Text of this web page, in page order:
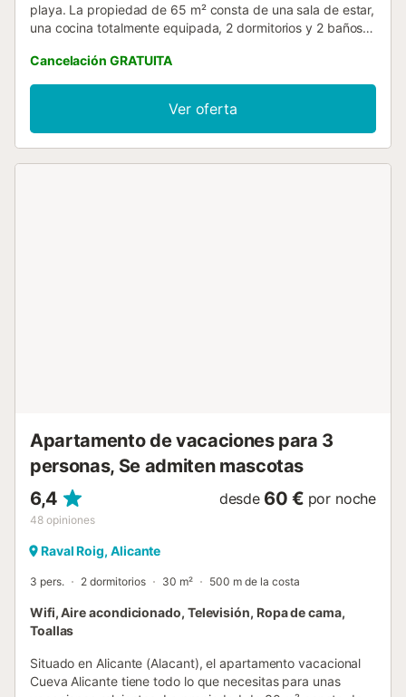
playa. La propiedad de 65 m² consta de una sala de estar,
una cocina totalmente equipada, 2 dormitorios y 2 baños,
adicionales incluyen Wi-Fi, televisión, aire acondicionado y
lavadora. También hay una cuna disponible. Este
alojamiento cuenta con un balcón privado ideal para
relajarse por la noche. Los huéspedes pueden disfrutar de
una refrescante piscina compartida durante los días de
Cancelación GRATUITA
Ver oferta
Apartamento de vacaciones para 3
personas, Se admiten mascotas
6,4
48 opiniones
desde 60 € por noche
Raval Roig, Alicante
3 pers. 2 dormitorios 30 m² 500 m de la costa
Wifi, Aire acondicionado, Televisión, Ropa de cama,
Toallas
Situado en Alicante (Alacant), el apartamento vacacional
Cueva Alicante tiene todo lo que necesitas para unas